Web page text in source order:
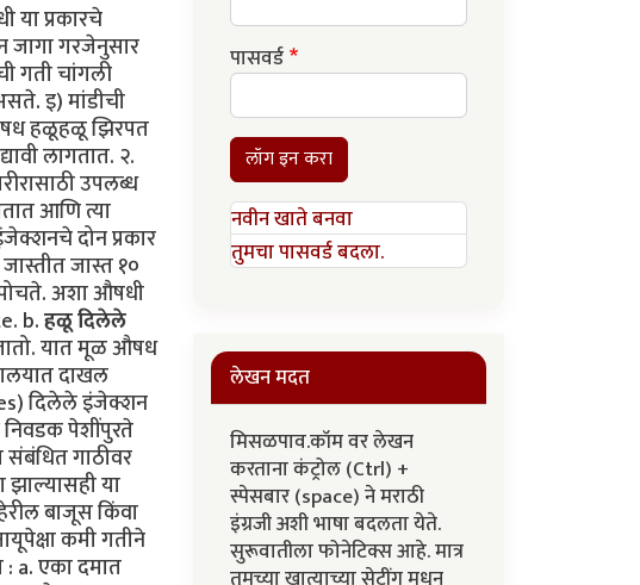
या प्रकारचे
जागा गरजेनुसार
गती चांगली
इ) मांडीची
हळूहळू झिरपत
लागतात. २.
उपलब्ध
आणि त्या
दोन प्रकार
जास्त १०
अशा औषधी
b.हळू दिलेले
यात मूळ औषध
दाखल
दिलेले इंजेक्शन
पेशींपुरते
संबंधित गाठीवर
झाल्यासही या
बाजूस किंवा
कमी गतीने
: a. एका दमात
पासवर्ड
लॉग इन करा
नवीन खाते बनवा
तुमचा पासवर्ड बदला.
लेखन मदत
मिसळपाव.कॉम वर लेखन
करताना कंट्रोल (Ctrl) +
स्पेसबार (space) ने मराठी
इंग्रजी अशी भाषा बदलता येते.
सुरूवातीला फोनेटिक्स आहे. मात्र